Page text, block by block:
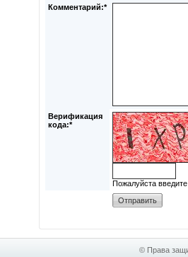
Комментарий:*
Верификация
кода:*
Пожалуйста
© Права